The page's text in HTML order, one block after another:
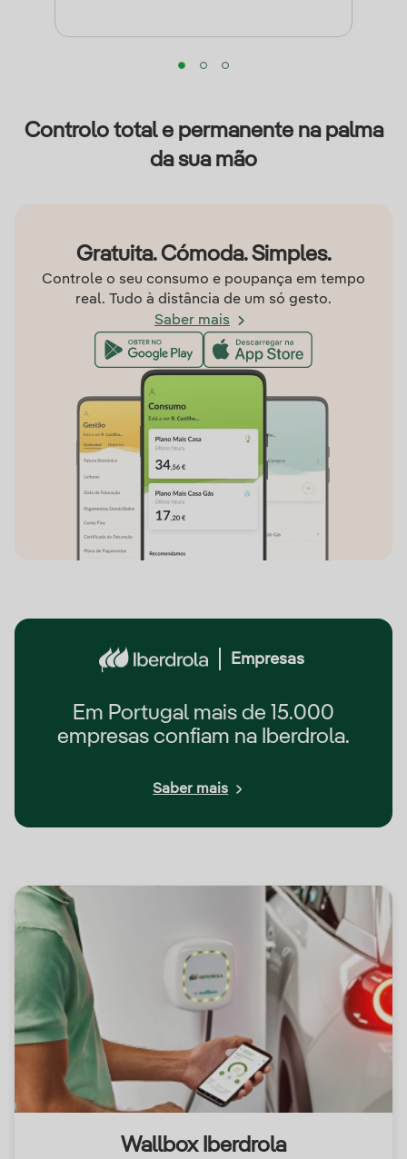
Controlo total e permanente na palma
da sua mão
Gratuita. Cómoda. Simples.
Controle o seu consumo e poupança em tempo
real. Tudo à distância de um só gesto.
Saber mais
Empresas
Em Portugal mais de 15.000
empresas confiam na Iberdrola.
Saber mais
Wallbox Iberdrola